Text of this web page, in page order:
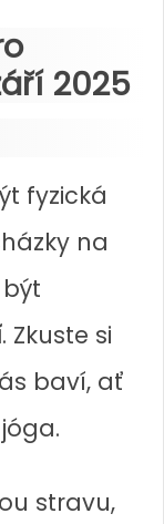
2025
fyzická
na
. Zkuste si
baví, ať
stravu,